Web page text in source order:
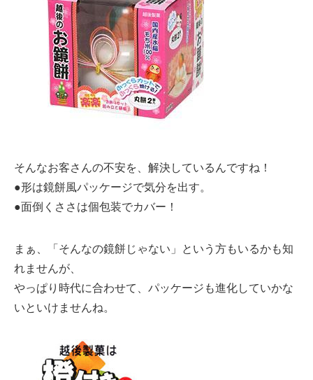
そんなお客さんの不安を、解決しているんですね！
●形は鏡餅風パッケージで気分を出す。
●面倒くささは個包装でカバー！
まぁ、「そんなの鏡餅じゃない」という方もいるかも知
れませんが、
やっぱり時代に合わせて、パッケージも進化していかな
いといけませんね。